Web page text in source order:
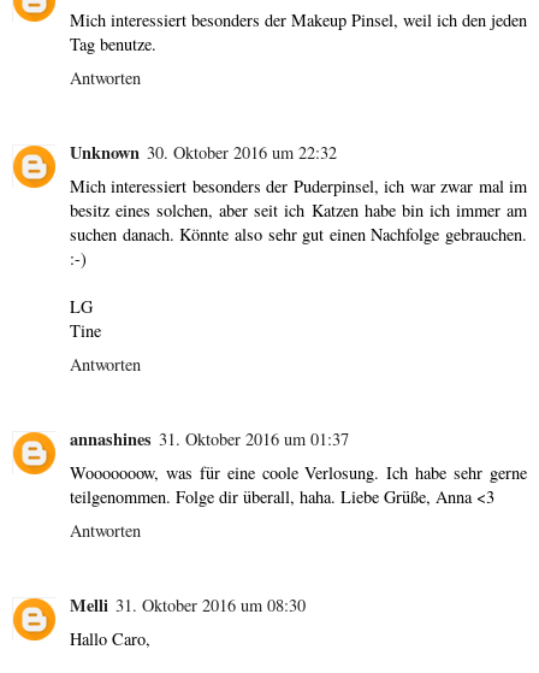
Mich interessiert besonders der Makeup Pinsel, weil ich den jeden
Tag benutze.
Antworten
Unknown 30. Oktober 2016 um 22:32
Mich interessiert besonders der Puderpinsel, ich war zwar mal im
besitz eines solchen, aber seit ich Katzen habe bin ich immer am
suchen danach. Könnte also sehr gut einen Nachfolge gebrauchen.
:-)
LG
Tine
Antworten
annashines 31. Oktober 2016 um 01:37
Wooooooow, was für eine coole Verlosung. Ich habe sehr gerne
teilgenommen. Folge dir überall, haha. Liebe Grüße, Anna <3
Antworten
Melli 31. Oktober 2016 um 08:30
Hallo Caro,